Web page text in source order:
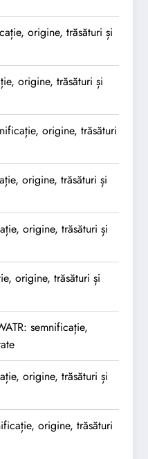
origine, trăsături și
origine, trăsături și
origine, trăsături
origine, trăsături și
origine, trăsături și
origine, trăsături și
semnificație,
origine, trăsături și
origine, trăsături